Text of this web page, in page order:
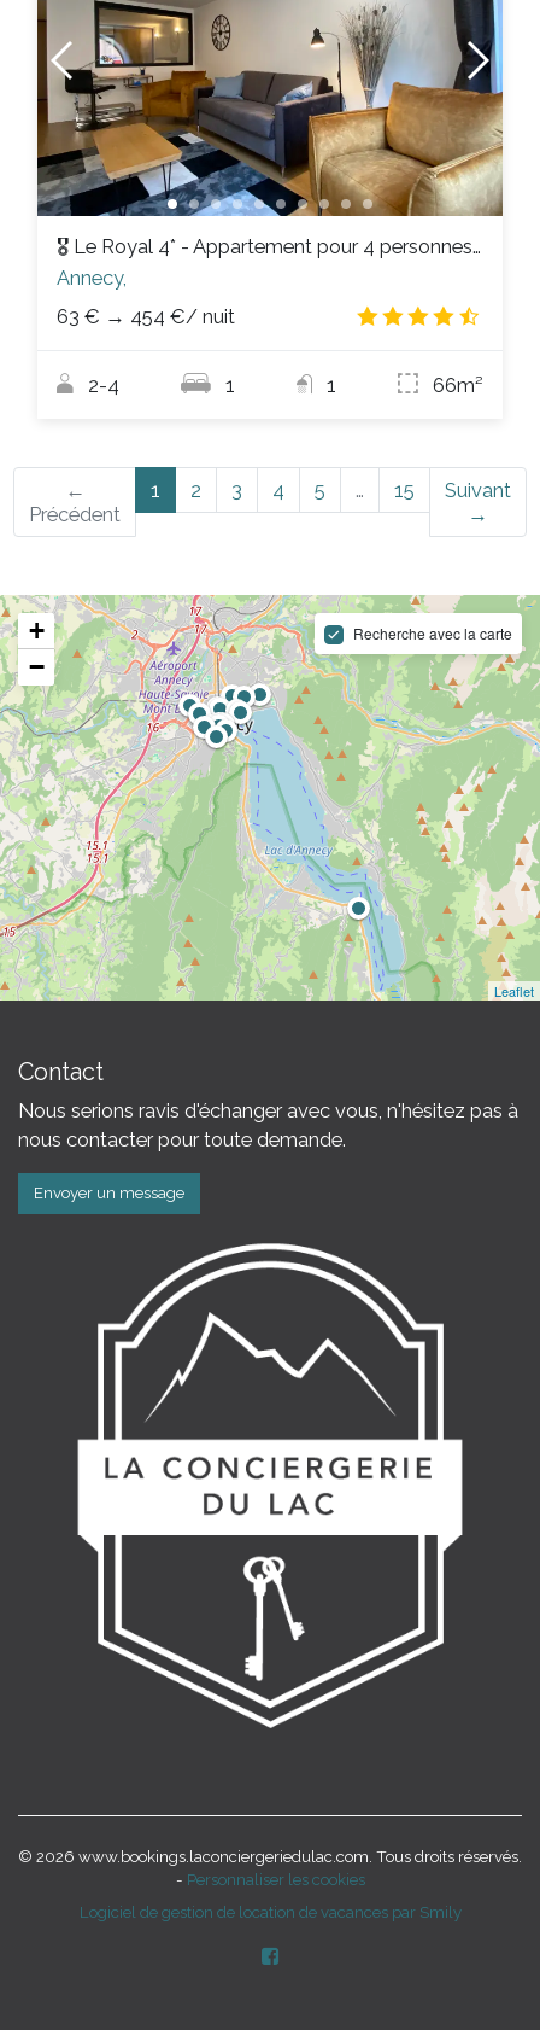
🎖 Le Royal 4* - Appartement pour 4 personnes au centre ville
Annecy,
63 € → 454 €/ nuit
2-4 1 1 66m²
←
Précédent
1 2 3 4 5 … 15
Suivant
→
+
−
Leaflet
Recherche avec la carte
Contact
Nous serions ravis d'échanger avec vous, n'hésitez pas à
nous contacter pour toute demande.
Envoyer un message
© 2026 www.bookings.laconciergeriedulac.com. Tous droits réservés.
- Personnaliser les cookies
Logiciel de gestion de location de vacances par Smily